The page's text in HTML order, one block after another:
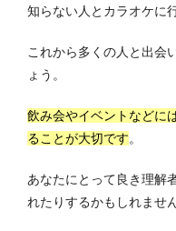
知らない人とカラオケに
これから多くの人と出会
ょう。
飲み会やイベントなどに
ることが大切です。
あなたにとって良き理解
れたりするかもしれませ